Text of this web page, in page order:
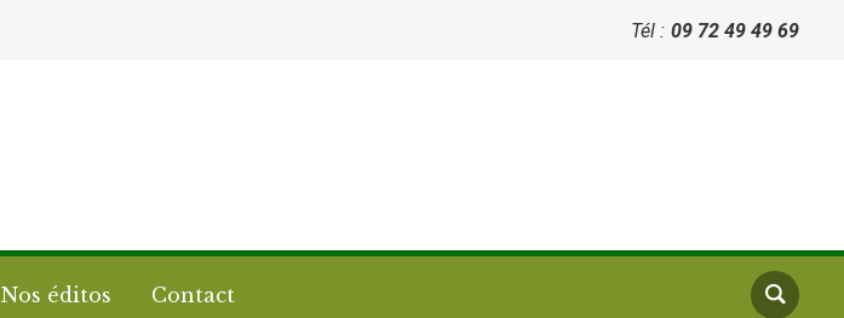
Tél : 09 72 49 49 69
Nos éditos Contact